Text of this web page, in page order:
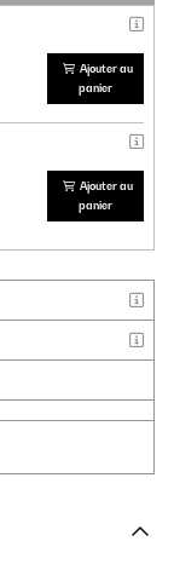
Ajouter au
panier
Ajouter au
panier